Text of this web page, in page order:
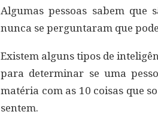
Algumas pessoas sabem que
nunca se perguntaram que
Existem alguns tipos de
para determinar se uma
matéria com as 10 coisas que
sentem.